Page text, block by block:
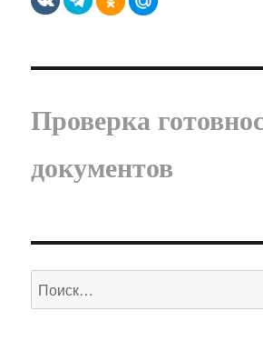
Проверка
документов
Искать: